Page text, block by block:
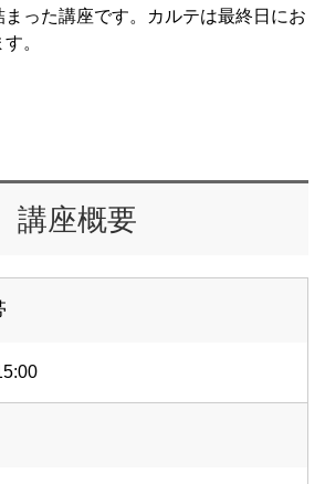
った講座です。カルテは最終日にお
。
講座概要